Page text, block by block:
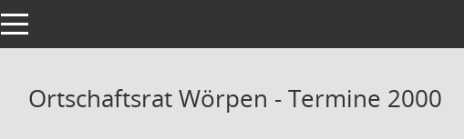
Toggle navigation
Ortschaftsrat Wörpen - Termine 2000